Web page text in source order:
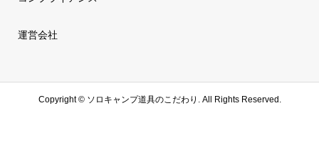
運営会社
Copyright ©ソロキャンプ道具のこだわり. All Rights Reserved.